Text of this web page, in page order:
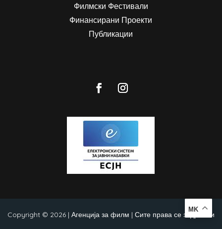
Филмски Фестивали
Финансирани Проекти
Публикации
Copyright © 2026 | Агенција за филм | Сите права се задржани
MK